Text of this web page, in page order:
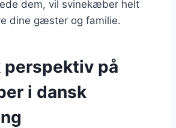
dem, vil svinekæber helt
dine gæster og familie.
på
i dansk